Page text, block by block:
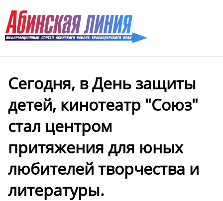
Сегодня, в День защиты
детей, кинотеатр "Союз"
стал центром
притяжения для юных
любителей творчества и
литературы.